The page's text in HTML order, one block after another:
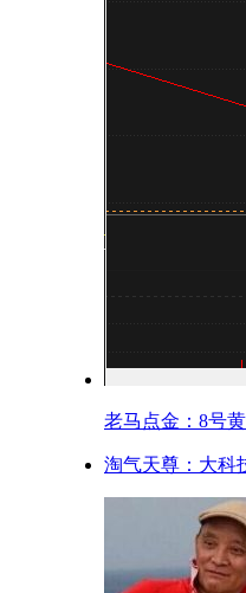
老马点金：8号
淘气天尊：大科